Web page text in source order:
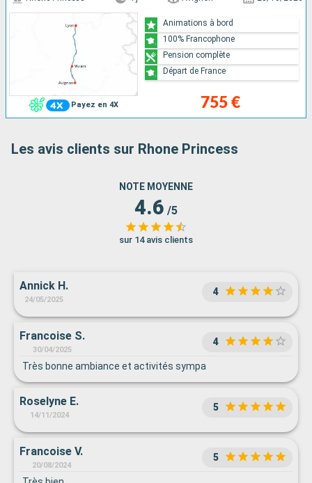
Payez en 4X 755 €
Animations à bord
100% Francophone
Pension complète
Départ de France
Les avis clients sur Rhone Princess
NOTE MOYENNE
4.6 /5
sur 14 avis clients
Annick H.
24/05/2025
4
Francoise S.
30/04/2025
4
Très bonne ambiance et activités sympa
Roselyne E.
14/11/2024
5
Francoise V.
20/08/2024
5